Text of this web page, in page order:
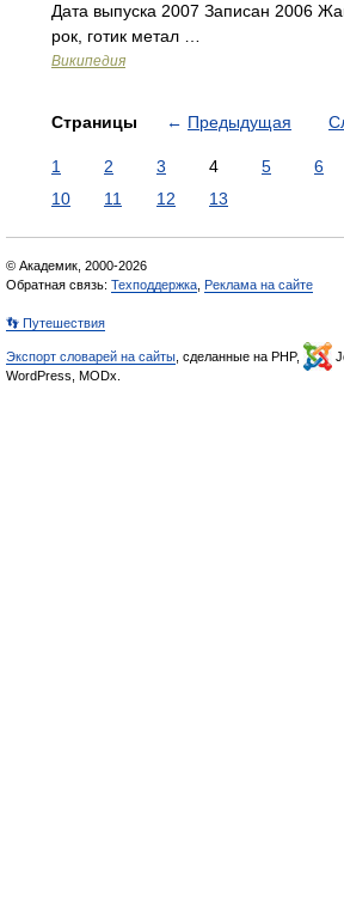
Дата выпуска 2007 Записан 2006
рок, готик метал …
Википедия
Страницы ← Предыдущая
1 2 3 4 5 6
10
11 12 13
© Академик, 2000-2026
Обратная связь: Техподдержка Реклама на сайте
👣 Путешествия
Экспорт словарей на сайты , сделанные на PHP,
WordPress, MODx.